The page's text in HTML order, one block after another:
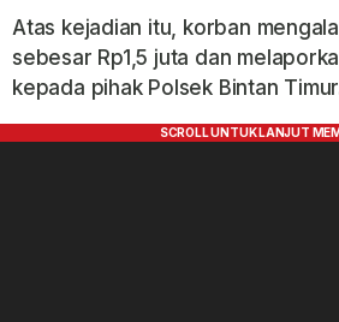
Atas kejadian itu, korban
sebesar Rp1,5 juta dan
kepada pihak Polsek Bintan